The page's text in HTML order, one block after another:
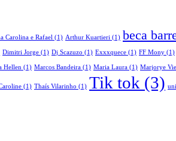
Carolina e Rafael (1) Arthur Kuartieri (1) beca
Dimitri Jorge (1) Dj Scazuzo (1) Exxxquece (1) FF Mony (1)
Hellen (1) Marcos Bandeira (1) Maria Laura (1) Marjorye
(1) Thaís Vilarinho (1) Tik tok (3)